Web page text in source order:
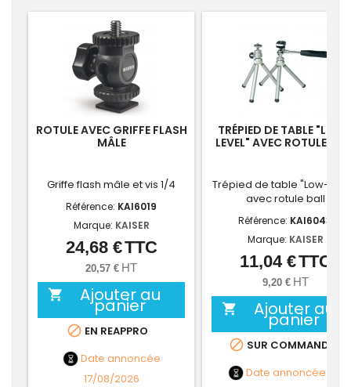
ROTULE AVEC GRIFFE FLASH
MÂLE
Griffe flash mâle et vis 1/4
Référence: KAI6019
Marque: KAISER
Prix
24,68 €TTC
20,57 € HT
 Ajouter au
panier
 EN REAPPRO
Date annoncée
17/08/2026
TRÉPIED DE TABLE
LEVEL" AVEC ROTULE
Trépied de table "Low-
avec rotule ball
Référence: KAI6043
Marque: KAISER
Prix
11,04 €TTC
9,20 € HT
 Ajouter au
panier
 SUR COMMANDE
Date annoncée